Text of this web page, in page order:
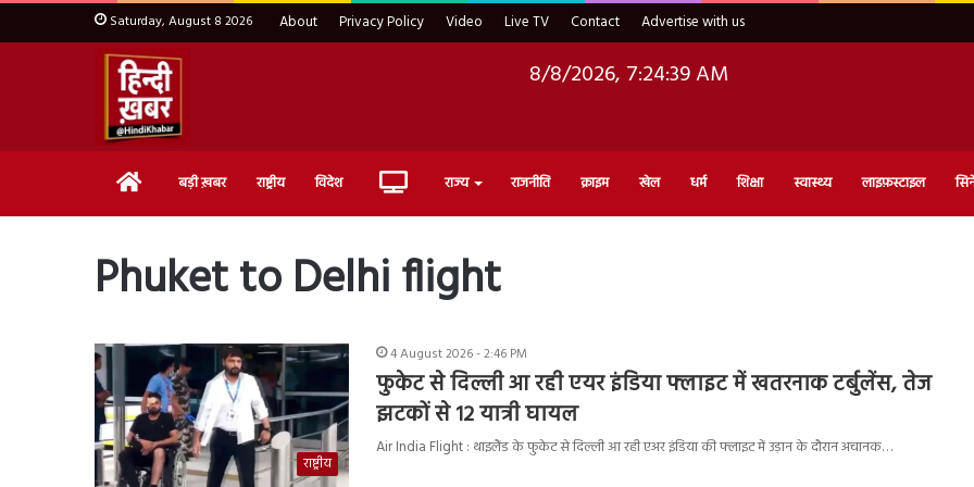
Saturday, August 8 2026 About Privacy Policy Video Live TV Contact Advertise with us
8/8/2026, 7:24:40 AM
Home बड़ी ख़बर राष्ट्रीय विदेश Live राज्य राजनीति क्राइम खेल धर्म शिक्षा स्वास्थ्य लाइफ़स्टाइल
Phuket to Delhi flight
राष्ट्रीय
4 August 2026 - 2:46 PM
फुकेट से दिल्ली आ रही एयर इंडिया फ्लाइट में खतरनाक टर्बुलेंस, तेज
झटकों से 12 यात्री घायल
Air India Flight : थाइलैंड के फुकेट से दिल्ली आ रही एअर इंडिया की फ्लाइट में उड़ान के दौरान अचानक…